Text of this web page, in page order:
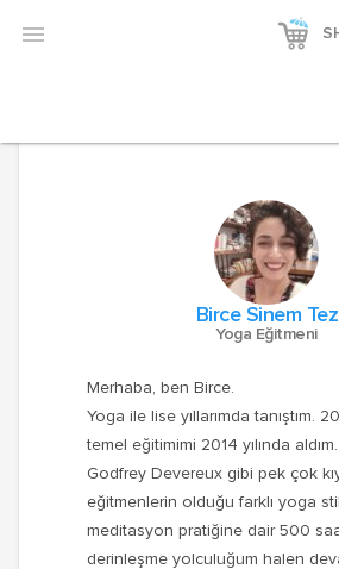

Birce Sinem
Yoga Eğitmeni
Merhaba, ben Birce.
Yoga ile lise yıllarımda tanıştım.
temel eğitimimi 2014 yılında
Godfrey Devereux gibi pek çok
eğitmenlerin olduğu farklı yoga
meditasyon pratiğine dair 500
derinleşme yolculuğum halen